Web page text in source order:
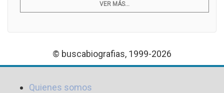
VER MÁS...
© buscabiografias, 1999-2026
Quienes somos